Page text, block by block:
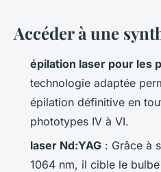
Guide essentiel
laser pour
Florinda•10/03/2026 07:00•12
Accéder à une
épilation laser pour les
technologie adaptée
épilation définitive en
phototypes IV à VI.
laser Nd:YAG : Grâce à
1064 nm, il cible le